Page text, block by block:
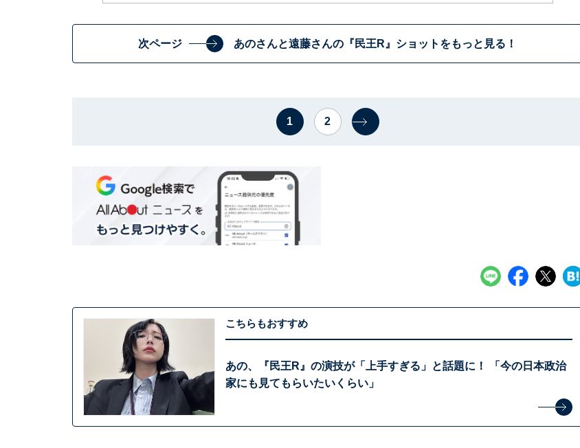
次ページ あのさんと遠藤さんの『民王R』ショットをもっと見る！
1 2
こちらもおすすめ
あの、『民王R』の演技が「上手すぎる」と話題に！ 「今の日本政治
家にも見てもらいたいくらい」